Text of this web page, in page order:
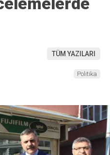
TÜM YAZILARI
Politika